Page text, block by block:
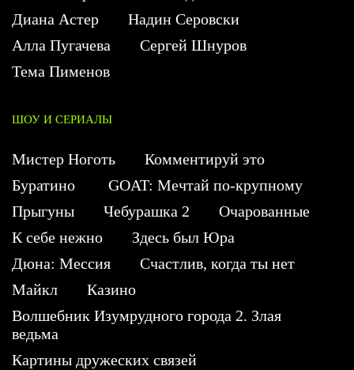
Диана Астер
Надин Серовски
Алла Пугачева
Сергей Шнуров
Тема Пименов
ШОУ И СЕРИАЛЫ
Мистер Ноготь
Комментируй это
Буратино
GOAT: Мечтай по-крупному
Прыгуны
Чебурашка 2
Очарованные
К себе нежно
Здесь был Юра
Дюна: Мессия
Счастлив, когда ты нет
Майкл
Казино
Волшебник Изумрудного города 2. Злая
ведьма
Картины дружеских связей